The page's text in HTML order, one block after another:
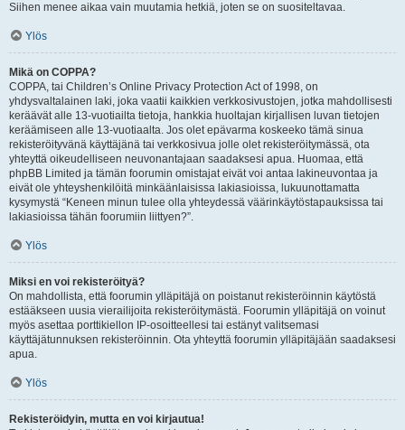
Siihen menee aikaa vain muutamia hetkiä, joten se on suositeltavaa.
Ylös
Mikä on COPPA?
COPPA, tai Children’s Online Privacy Protection Act of 1998, on
yhdysvaltalainen laki, joka vaatii kaikkien verkkosivustojen, jotka mahdollisesti
keräävät alle 13-vuotiailta tietoja, hankkia huoltajan kirjallisen luvan tietojen
keräämiseen alle 13-vuotiaalta. Jos olet epävarma koskeeko tämä sinua
rekisteröityvänä käyttäjänä tai verkkosivua jolle olet rekisteröitymässä, ota
yhteyttä oikeudelliseen neuvonantajaan saadaksesi apua. Huomaa, että
phpBB Limited ja tämän foorumin omistajat eivät voi antaa lakineuvontaa ja
eivät ole yhteyshenkilöitä minkäänlaisissa lakiasioissa, lukuunottamatta
kysymystä “Keneen minun tulee olla yhteydessä väärinkäytöstapauksissa tai
lakiasioissa tähän foorumiin liittyen?”.
Ylös
Miksi en voi rekisteröityä?
On mahdollista, että foorumin ylläpitäjä on poistanut rekisteröinnin käytöstä
estääkseen uusia vierailijoita rekisteröitymästä. Foorumin ylläpitäjä on voinut
myös asettaa porttikiellon IP-osoitteellesi tai estänyt valitsemasi
käyttäjätunnuksen rekisteröinnin. Ota yhteyttä foorumin ylläpitäjään saadaksesi
apua.
Ylös
Rekisteröidyin, mutta en voi kirjautua!